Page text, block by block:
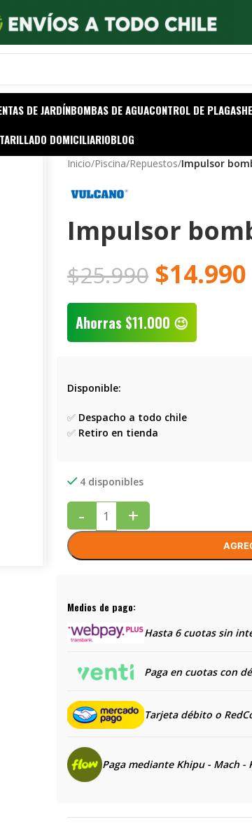
DE JARDÍNBOMBAS DE AGUACONTROL DE PLAGAS
DOMICILIARIOBLOG
Inicio/Piscina/Repuestos/Impulsor
Impulsor
$25.990 $14.990
Ahorras $11.000 😉
Disponible:
✅ Despacho a todo chile
✅ Retiro en tienda
4 disponibles
- +
Medios de pago:
Hasta 6 cuotas sin
Paga en cuotas con
Tarjeta débito o
Paga mediante Khipu - Mach -